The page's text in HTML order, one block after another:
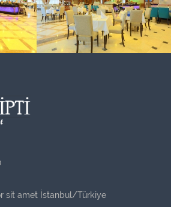
sit amet İstanbul/Türkiye